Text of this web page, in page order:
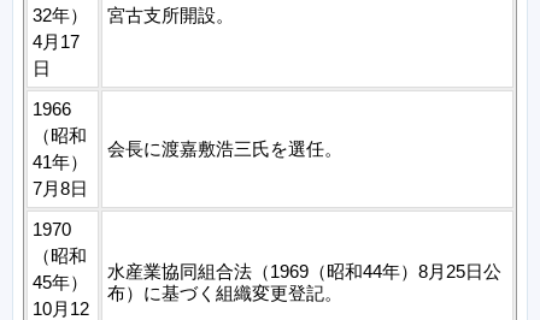
32年）
4月17
日
宮古支所開設。
1966
（昭和
41年）
7月8日
会長に渡嘉敷浩三氏を選任。
1970
（昭和
45年）
10月12
水産業協同組合法（1969（昭和44年）8月25日公
布）に基づく組織変更登記。